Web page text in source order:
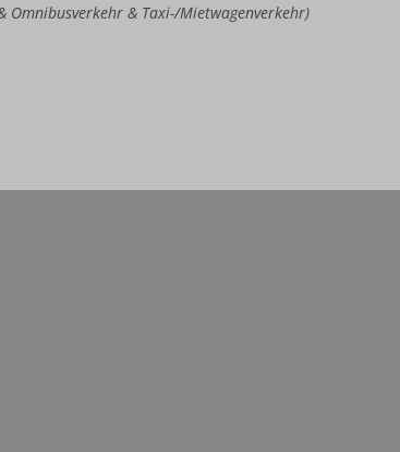
Omnibusverkehr & Taxi-/Mietwagenverkehr)